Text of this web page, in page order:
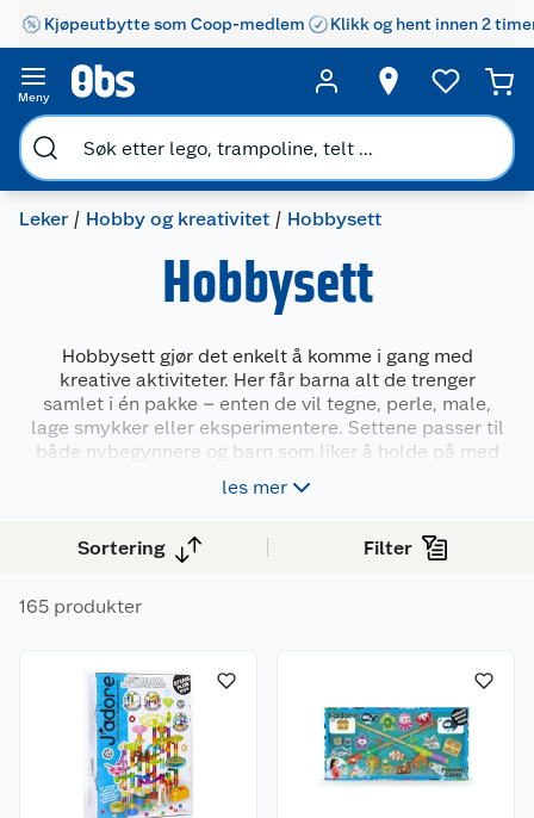
Kjøpeutbytte som Coop-medlem Klikk og hent innen 2
Meny
Leker Hobby og kreativitet Hobbysett
Hobbysett
Hobbysett gjør det enkelt å komme i gang med
kreative aktiviteter. Her får barna alt de trenger
samlet i én pakke – enten de vil tegne, perle, male,
lage smykker eller eksperimentere. Settene passer til
både nybegynnere og barn som liker å holde på med
små prosjekter. De gir inspirasjon, tydelige oppgaver
og rom for egen utforskning. Perfekt for rolige stunder
les mer
Sortering Filter
165 produkter